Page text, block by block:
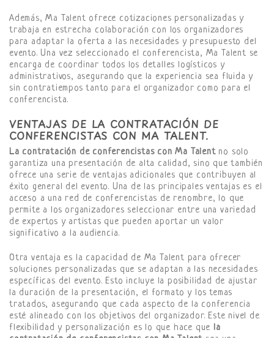
Además, Ma Talent ofrece cotizaciones personalizadas y
trabaja en estrecha colaboración con los organizadores
para adaptar la oferta a las necesidades y presupuesto del
evento. Una vez seleccionado el conferencista, Ma Talent se
encarga de coordinar todos los detalles logísticos y
administrativos, asegurando que la experiencia sea fluida y
sin contratiempos tanto para el organizador como para el
conferencista.
VENTAJAS DE LA CONTRATACIÓN DE
CONFERENCISTAS CON MA TALENT.
La contratación de conferencistas con Ma Talentno solo
garantiza una presentación de alta calidad, sino que también
ofrece una serie de ventajas adicionales que contribuyen al
éxito general del evento. Una de las principales ventajas es el
acceso a una red de conferencistas de renombre, lo que
permite a los organizadores seleccionar entre una variedad
de expertos y artistas que pueden aportar un valor
significativo a la audiencia.
Otra ventaja es la capacidad de Ma Talent para ofrecer
soluciones personalizadas que se adaptan a las necesidades
específicas del evento. Esto incluye la posibilidad de ajustar
la duración de la presentación, el formato y los temas
tratados, asegurando que cada aspecto de la conferencia
esté alineado con los objetivos del organizador. Este nivel de
flexibilidad y personalización es lo que hace que la